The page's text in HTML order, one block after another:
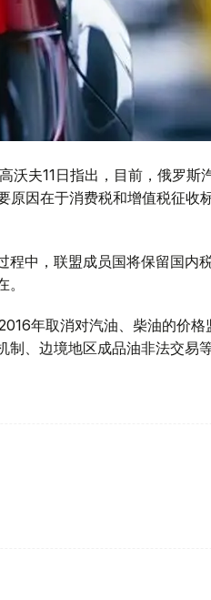
沃夫11日指出，目前，俄罗
原因在于消费税和增值税征收
程中，联盟成员国将保留国内
年取消对汽油、柴油的价
、边境地区成品油非法交易